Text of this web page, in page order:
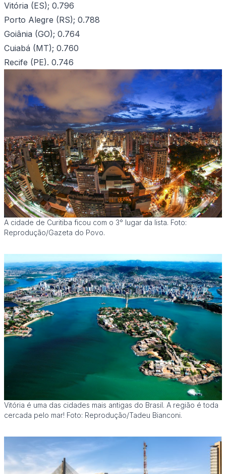
Vitória (ES); 0.796
Porto Alegre (RS); 0.788
Goiânia (GO); 0.764
Cuiabá (MT); 0.760
Recife (PE). 0.746
A cidade de Curitiba ficou com o 3° lugar da lista. Foto:
Reprodução/Gazeta do Povo.
Vitória é uma das cidades mais antigas do Brasil. A região é toda
cercada pelo mar! Foto: Reprodução/Tadeu Bianconi.